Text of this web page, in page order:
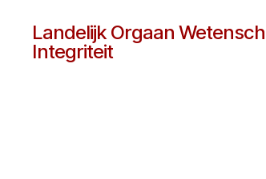
Landelijk Orgaan
Integriteit